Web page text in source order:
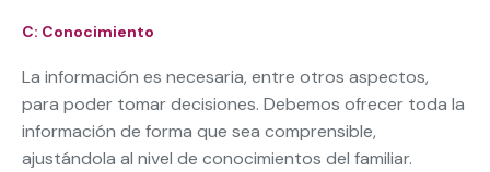
C: Conocimiento
La información es necesaria, entre otros aspectos,
para poder tomar decisiones. Debemos ofrecer toda la
información de forma que sea comprensible,
ajustándola al nivel de conocimientos del familiar.